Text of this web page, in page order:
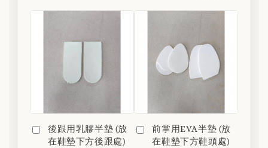
後跟用乳膠半墊 (放
在鞋墊下方後跟處)
前掌用EVA半墊 (放
在鞋墊下方鞋頭處)